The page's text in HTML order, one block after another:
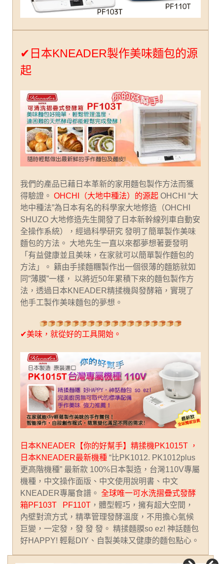
✔日本KNEADER製作美味麵包的源
起
我們的產品已藉日本革新的家用麵包製作方法而獲
得驗證。 OHCHI（大地中種法）的源起 OHCHI “大
地中種法”為日本有名的科學家大地修造（OHCHI
SHUZO 大地修造先生開發了日本新幹線列車自動安
全操作系統），經過科學研究 發明了簡單製作美味
麵包的方法。 大地先生一直以來都夢想著要發明
「有益健康並且美味，在家就可以簡單製作麵包的
方法」。 籍由手揉麵糰製作出一個很薄的麵筋就如
同”薄膜”一樣， 以將近50年累積下來的麵包製作方
法，透過日本KNEADER精揉機與發酵箱，實現了
他手工製作美味麵包的夢想。
✔美味，就從好的工具開始。
日本KNEADER【你的好幫手】精揉機PK1015T ，
日本KNEADER最新機種 “比PK1012. PK1012plus
更高階機種” 最新款 100%日本製造，台灣110V專屬
機種，中文操作面版、中文使用說明書、中文
KNEADER專屬食譜。 全球唯一可水洗摺疊式發酵
箱PF103T PF110T ，體型輕巧，擁有超大空間，
內壁對流方式，精準管理發酵溫度，不用擔心氣候
巨變，一定發，發 發 發。 精揉麵膜so ez! 神話麵包
好HAPPY! 輕鬆DIY、自製美味又健康的麵包點心。